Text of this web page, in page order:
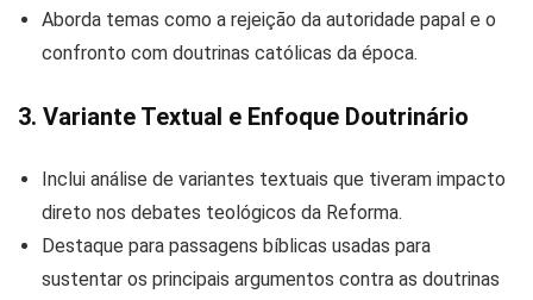
Aborda temas como a rejeição da autoridade papal e o
confronto com doutrinas católicas da época.
3. Variante Textual e Enfoque Doutrinário
Inclui análise de variantes textuais que tiveram impacto
direto nos debates teológicos da Reforma.
Destaque para passagens bíblicas usadas para
sustentar os principais argumentos contra as doutrinas